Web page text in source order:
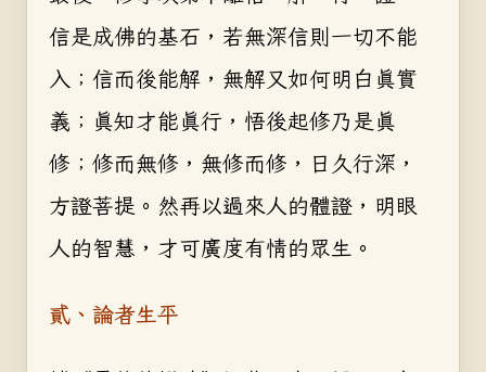
信是成佛的基石，若無深信則一切不能
入；信而後能解，無解又如何明白真實
義；真知才能真行，悟後起修乃是真
修；修而無修，無修而修，日久行深，
方證菩提。然再以過來人的體證，明眼
人的智慧，才可廣度有情的眾生。
貳、論者生平